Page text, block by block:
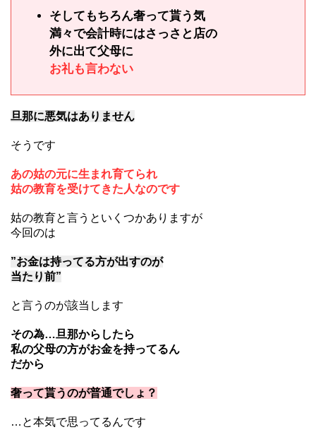
そしてもちろん奢って貰う気
満々で会計時にはさっさと店の
外に出て父母に
お礼も言わない
旦那に悪気はありません
そうです
あの姑の元に生まれ育てられ
姑の教育を受けてきた人なのです
姑の教育と言うといくつかありますが
今回のは
”お金は持ってる方が出すのが
当たり前”
と言うのが該当します
その為…旦那からしたら
私の父母の方がお金を持ってるん
だから
奢って貰うのが普通でしょ？
…と本気で思ってるんです